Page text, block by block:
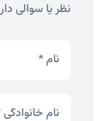
نظر یا سوالی